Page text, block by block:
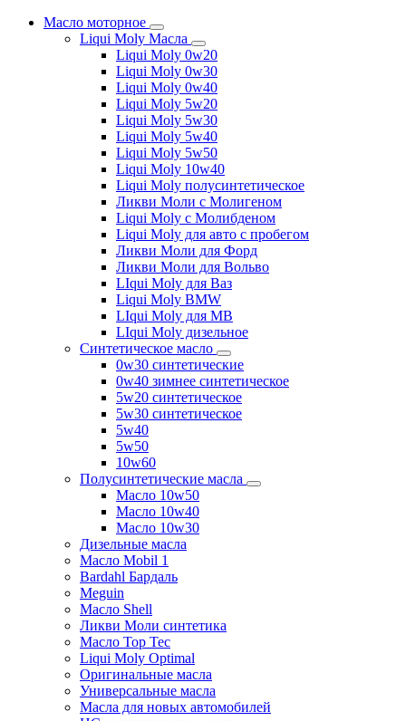
Масло моторное
Liqui Moly Масла
Liqui Moly 0w20
Liqui Moly 0w30
Liqui Moly 0w40
Liqui Moly 5w20
Liqui Moly 5w30
Liqui Moly 5w40
Liqui Moly 5w50
Liqui Moly 10w40
Liqui Moly полусинтетическое
Ликви Моли с Молигеном
Liqui Moly с Молибденом
Liqui Moly для авто с пробегом
Ликви Моли для Форд
Ликви Моли для Вольво
LIqui Moly для Ваз
Liqui Moly BMW
LIqui Moly для MB
LIqui Moly дизельное
Синтетическое масло
0w30 синтетические
0w40 зимнее синтетическое
5w20 синтетическое
5w30 синтетическое
5w40
5w50
10w60
Полусинтетические масла
Масло 10w50
Масло 10w40
Масло 10w30
Дизельные масла
Масло Mobil 1
Bardahl Бардаль
Meguin
Масло Shell
Ликви Моли синтетика
Масло Top Tec
Liqui Moly Optimal
Оригинальные масла
Универсальные масла
Масла для новых автомобилей